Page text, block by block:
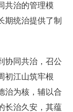
共治的管理模
期统治提供了制
协同共治，召公
初江山筑牢根
治为核，辅以合
长治久安，其蕴